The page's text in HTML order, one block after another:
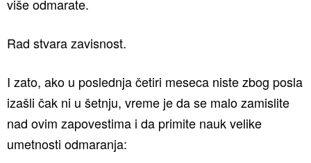
više odmarate.
Rad stvara zavisnost.
I zato, ako u poslednja četiri meseca niste zbog posla
izašli čak ni u šetnju, vreme je da se malo zamislite
nad ovim zapovestima i da primite nauk velike
umetnosti odmaranja: